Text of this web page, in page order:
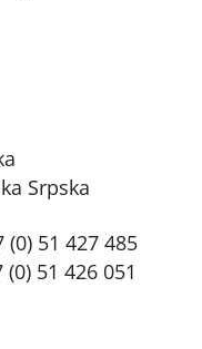
Srpska
(0) 51 427 485
51 426 051